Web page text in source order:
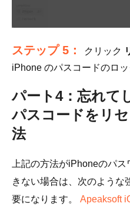
ステップ 5： クリック
iPhone のパスコードのロ
パート4：忘れて
パスコードをリ
法
上記の方法がiPhoneのパ
きない場合は、次のような
要になります。 Apeaksoft